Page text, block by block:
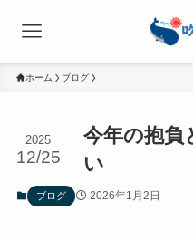
ホーム ブログ
今年の抱負
い
2025
12/25
ブログ 2026年1月2日